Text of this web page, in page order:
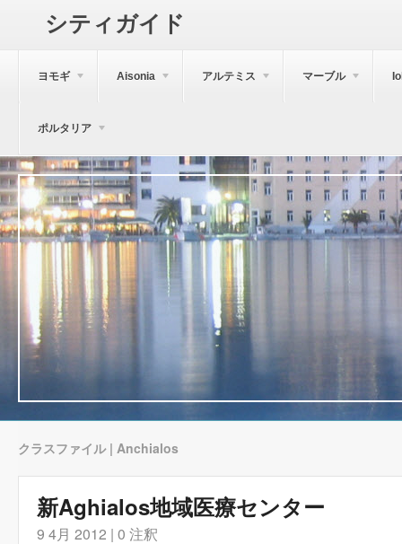
シティガイド
ヨモギ Aisonia アルテミス マーブル
ポルタリア
クラスファイル | Anchialos
新Aghialos地域医療センター
9 4月 2012 | 0 注釈